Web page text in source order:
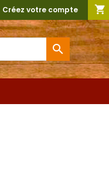
shopping_cart
Créez votre compte
